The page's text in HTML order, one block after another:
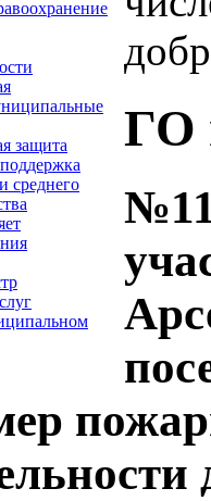
защита
среднего
ГО